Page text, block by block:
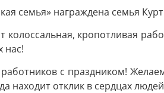
семья» награждена семья
колоссальная, кропотливая
нас!
с праздником!
находит отклик в сердцах